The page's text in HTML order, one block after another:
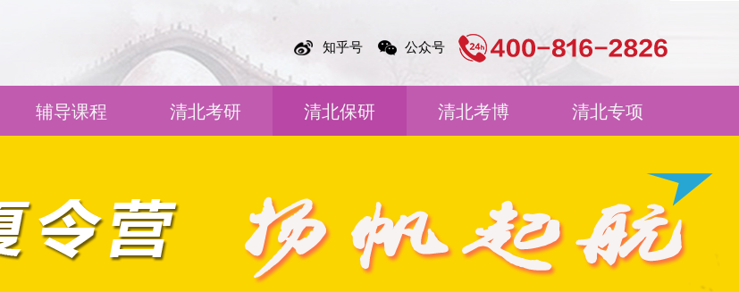
知乎号 公众号
辅导课程 清北考研 清北保研 清北考博 清北专项